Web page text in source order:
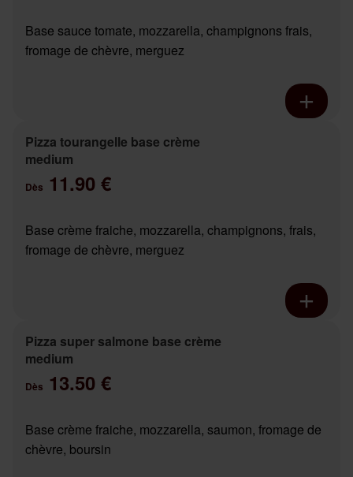
Base sauce tomate, mozzarella, champignons frais,
fromage de chèvre, merguez
Pizza tourangelle base crème
medium
Dès 11.90 €
Base crème fraiche, mozzarella, champignons, frais,
fromage de chèvre, merguez
Pizza super salmone base crème
medium
Dès 13.50 €
Base crème fraiche, mozzarella, saumon, fromage de
chèvre, boursin